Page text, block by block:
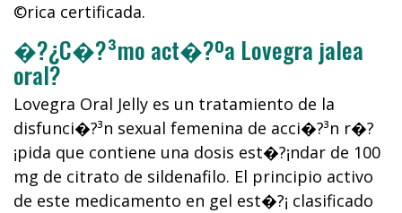
©rica certificada.
�?¿C�?³mo act�?ºa Lovegra jalea
oral?
Lovegra Oral Jelly es un tratamiento de la
disfunci�?³n sexual femenina de acci�?³n r�?
¡pida que contiene una dosis est�?¡ndar de 100
mg de citrato de sildenafilo. El principio activo
de este medicamento en gel est�?¡ clasificado